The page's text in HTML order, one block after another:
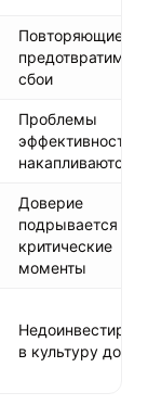
Повторяющиеся
предотвратимые
сбои
Проблемы
эффективности
накапливаются
Доверие
подрывается в
критические
моменты
в культуру